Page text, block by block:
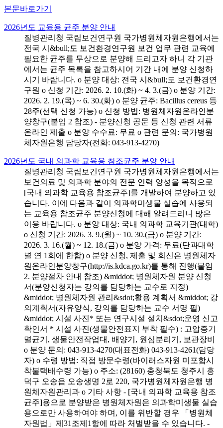
본문바로가기
2026년도 교육용 균주 분양 안내
질병관리청 국립보건연구원 국가병원체자원은행에서는
전국 시&bull;도 보건환경연구원 보건 업무 관련 교육에
필요한 균주를 무상으로 분양해 드리고자 하니 각 기관
에서는 균주 목록을 참고하시어 기간 내에 분양 신청하
시기 바랍니다. o 분양 대상: 전국 시&bull;도 보건환경연
구원 o 신청 기간: 2026. 2. 10.(화) ~ 4. 3.(금) o 분양 기간:
2026. 2. 19.(목) ~ 6. 30.(화) o 분양 균주: Bacillus cereus 등
28주(선택 신청 가능) o 신청 방법: 병원체자원온라인분
양창구(붙임 2 참조) - 분양신청 공문 등 신청 관련 서류
온라인 제출 o 분양 수수료: 무료 o 관련 문의: 국가병원
체자원은행 담당자(전화: 043-913-4270)
2026년도 국내 의과학 교육용 참조균주 분양 안내
질병관리청 국립보건연구원 국가병원체자원은행에서는
보건의료 및 의과학 분야의 전문 인력 양성을 목적으로
[국내 의과학 교육용 참조균주]를 개발하여 분양하고 있
습니다. 이에 다음과 같이 의과학미생물 실습에 사용되
는 교육용 참조균주 분양신청에 대해 알려드리니 많은
이용 바랍니다. o 분양 대상: 국내 의과학 교육기관(대학)
o 신청 기간: 2026. 3. 9.(월) ~ 10. 30.(금) o 분양 기간:
2026. 3. 16.(월) ~ 12. 18.(금) o 분양 가격: 무료(단과대학
별 연 1회에 한함) o 분양 신청, 제출 및 회신은 병원체자
원온라인분양창구(http://is.kdca.go.kr)를 통해 진행(붙임
2. 분양절차 안내 참조) &middot; 병원체자원 분양 신청
서(분양신청자는 강의를 담당하는 교수로 지정)
&middot; 병원체자원 관리&sdot;활용 계획서 &middot; 강
의계획서(자유양식, 강의를 담당하는 교수 서명 필)
&middot; 시설 사진* 또는 연구시설 설치&sdot;운영 신고
확인서 * 시설 사진(생물안전표지 부착 필수) : 고압증기
멸균기, 생물안전작업대, 배양기, 원심분리기, 보관장비
o 분양 문의: 043-913-4270(대표전화) 043-913-4261(담당
자) o 수령 방법: 직접 방문수령(바이러스자원 미포함시
착불택배수령 가능) o 주소: (28160) 충청북도 청주시 흥
덕구 오송읍 오송생명 2로 220, 국가병원체자원은행 병
원체자원관리과 o 기타 사항 - [국내 의과학 교육용 참조
균주]용으로 분양받은 병원체자원은 의과학미생물 실습
용으로만 사용하여야 하며, 이를 위반할 경우 「병원체
자원법」제31조제1항에 따라 처벌받을 수 있습니다. -